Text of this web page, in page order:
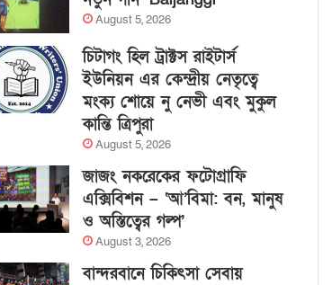
August 5, 2026
চিটাগং হিল ট্রাক্টস রাইটার্স
ইউনিয়ন এর কেন্দ্রীয় নেতৃত্বে
মংক্য শোয়ে নু নেভী এবং মুকুল
কান্তি ত্রিপুরা
August 5, 2026
জাজং নকরেকের ফটোগ্রাফি
এক্সিবিশন – ‘আ’বিমা: বন, মানুষ
ও অস্তিত্বের গল্প’
August 3, 2026
বান্দরবানে চিকিৎসা সেবায়